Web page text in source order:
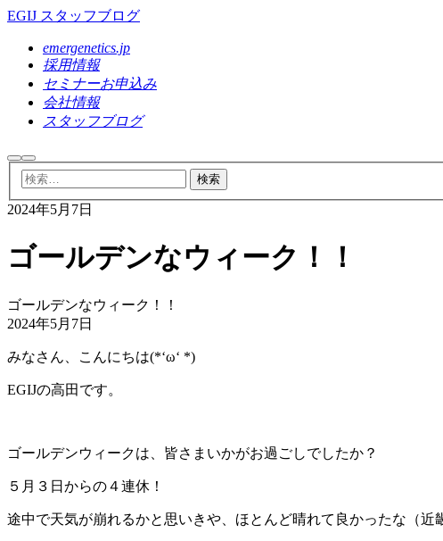
EGIJ スタッフブログ
emergenetics.jp
採用情報
セミナーお申込み
会社情報
スタッフブログ
検 メ
イ
ン
メ
ュ
ー
2024年5月7日
ゴールデンなウィーク！！
ゴールデンなウィーク！！
2024年5月7日
みなさん、こんにちは(*‘ω‘ *)
EGIJの高田です。
ゴールデンウィークは、皆さまいかがお過ごしでしたか？
５月３日からの４連休！
途中で天気が崩れるかと思いきや、ほとんど晴れて良かったな（近